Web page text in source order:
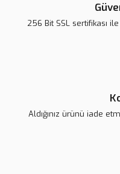
139,00 TL
256 Bit SSL sertifikası
Aldığınız ürünü iade